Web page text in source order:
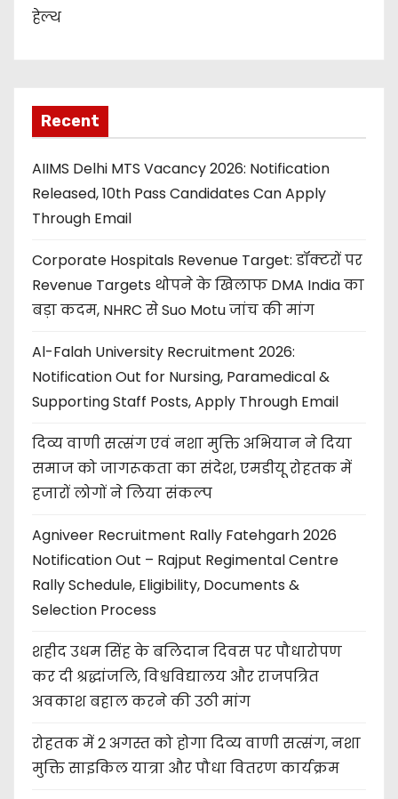
हेल्थ
Recent
AIIMS Delhi MTS Vacancy 2026: Notification
Released, 10th Pass Candidates Can Apply
Through Email
Corporate Hospitals Revenue Target: डॉक्टरों पर
Revenue Targets थोपने के खिलाफ DMA India का
बड़ा कदम, NHRC से Suo Motu जांच की मांग
Al-Falah University Recruitment 2026:
Notification Out for Nursing, Paramedical &
Supporting Staff Posts, Apply Through Email
दिव्य वाणी सत्संग एवं नशा मुक्ति अभियान ने दिया
समाज को जागरूकता का संदेश, एमडीयू रोहतक में
हजारों लोगों ने लिया संकल्प
Agniveer Recruitment Rally Fatehgarh 2026
Notification Out – Rajput Regimental Centre
Rally Schedule, Eligibility, Documents &
Selection Process
शहीद उधम सिंह के बलिदान दिवस पर पौधारोपण
कर दी श्रद्धांजलि, विश्वविद्यालय और राजपत्रित
अवकाश बहाल करने की उठी मांग
रोहतक में 2 अगस्त को होगा दिव्य वाणी सत्संग, नशा
मुक्ति साइकिल यात्रा और पौधा वितरण कार्यक्रम